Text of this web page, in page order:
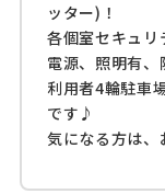
ッター)！
各個室セキュ
電源、照明有、
利用者4輪駐車
です♪
気になる方は、